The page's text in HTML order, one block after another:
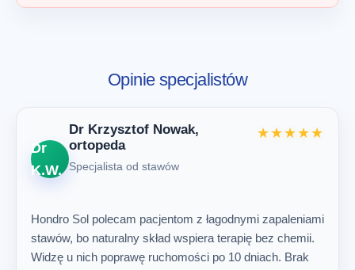
Opinie specjalistów
Dr
K.W.
Dr Krzysztof Nowak,
ortopeda
Specjalista od stawów
★★★★★
Hondro Sol polecam pacjentom z łagodnymi zapaleniami
stawów, bo naturalny skład wspiera terapię bez chemii.
Widzę u nich poprawę ruchomości po 10 dniach. Brak